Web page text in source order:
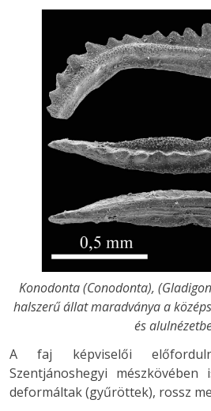
Konodonta (Conodonta),
halszerű állat maradványa a
és
A faj képviselői
Szentjánoshegyi
deformáltak (gyűröttek), rossz